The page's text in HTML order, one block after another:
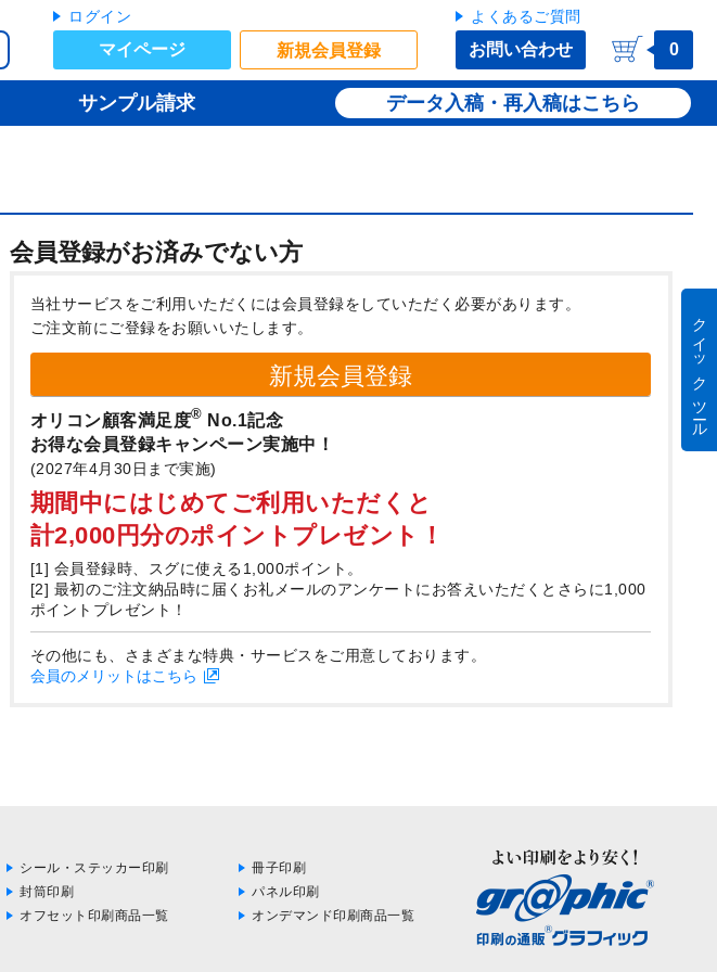
ログイン
マイページ 新規会員登録
よくあるご質問
お問い合わせ 0
サンプル請求 データ入稿・再入稿
会員登録がお済みでない方
当社サービスをご利用いただくには会員登録をしていただく必要があります。
ご注文前にご登録をお願いいたします。
新規会員登録
オリコン顧客満足度® No.1記念
お得な会員登録キャンペーン実施中！
(2027年4月30日まで実施)
期間中にはじめてご利用いただくと
計2,000円分のポイントプレゼント！
[1] 会員登録時、スグに使える1,000ポイント。
[2] 最初のご注文納品時に届くお礼メールのアンケートにお答えいただくとさらに1,000
ポイントプレゼント！
その他にも、さまざまな特典・サービスをご用意しております。
会員のメリットはこちら
シール・ステッカー印刷
冊子印刷
封筒印刷
パネル印刷
オフセット印刷商品一覧
オンデマンド印刷商品一覧
クイック ツール